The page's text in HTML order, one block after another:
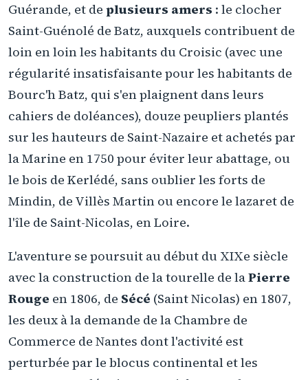
Guérande, et de plusieurs amers : le clocher
Saint-Guénolé de Batz, auxquels contribuent de
loin en loin les habitants du Croisic (avec une
régularité insatisfaisante pour les habitants de
Bourc'h Batz, qui s'en plaignent dans leurs
cahiers de doléances), douze peupliers plantés
sur les hauteurs de Saint-Nazaire et achetés par
la Marine en 1750 pour éviter leur abattage, ou
le bois de Kerlédé, sans oublier les forts de
Mindin, de Villès Martin ou encore le lazaret de
l'île de Saint-Nicolas, en Loire.
L'aventure se poursuit au début du XIXe siècle
avec la construction de la tourelle de laPierre
Rouge en 1806, de Sécé (Saint Nicolas) en 1807,
les deux à la demande de la Chambre de
Commerce de Nantes dont l'activité est
perturbée par le blocus continental et les